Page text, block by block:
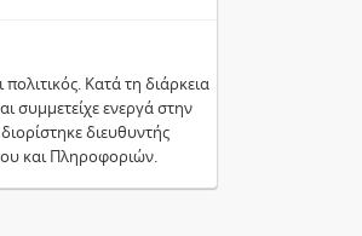
Κατά τη διάρκεια
συμμετείχε ενεργά στην
διευθυντής
και Πληροφοριών.